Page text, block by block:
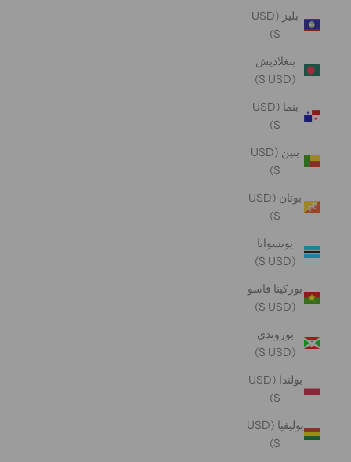
بليز (USD
$)
بنغلاديش
(USD $)
بنما (USD
$)
بنين (USD
$)
بوتان (USD
$)
بوتسوانا
(USD $)
بوركينا فاسو
(USD $)
بوروندي
(USD $)
بولندا (USD
$)
بوليفيا (USD
$)